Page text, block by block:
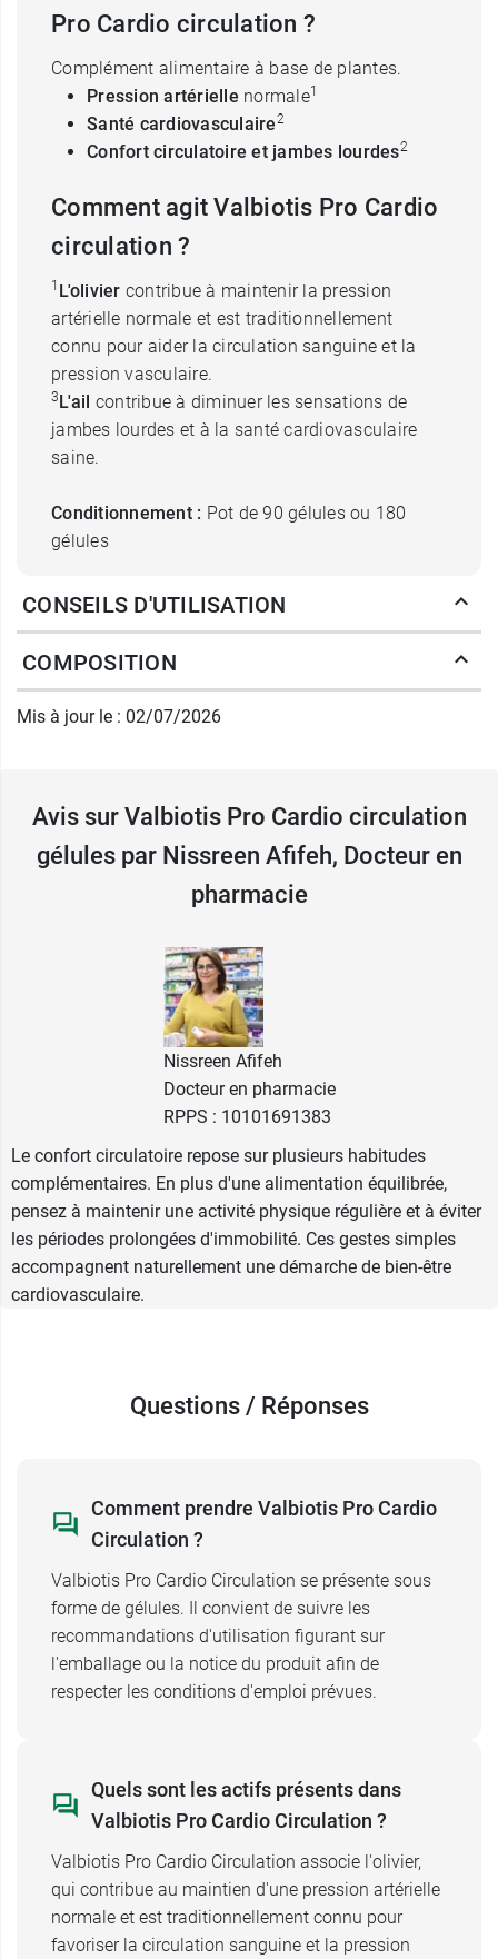
Pro Cardio circulation ?
Complément alimentaire à base de plantes.
Pression artérielle normale1
Santé cardiovasculaire2
Confort circulatoire et jambes lourdes2
Comment agit Valbiotis Pro Cardio
circulation ?
1 L'olivier contribue à maintenir la pression
artérielle normale et est traditionnellement
connu pour aider la circulation sanguine et la
pression vasculaire.
3L'ail contribue à diminuer les sensations de
jambes lourdes et à la santé cardiovasculaire
saine.
Conditionnement : Pot de 90 gélules ou 180
gélules
Retrouvez également sur notre pharmacie en
Pro.
Fabricant
France
0801230535
CONSEILS D'UTILISATION
COMPOSITION
Mis à jour le : 02/07/2026
Avis sur Valbiotis Pro Cardio circulation
gélules par Nissreen Afifeh, Docteur en
pharmacie
Nissreen Afifeh
Docteur en pharmacie
RPPS : 10101691383
Le confort circulatoire repose sur plusieurs habitudes
complémentaires. En plus d'une alimentation équilibrée,
pensez à maintenir une activité physique régulière et à éviter
les périodes prolongées d'immobilité. Ces gestes simples
accompagnent naturellement une démarche de bien-être
cardiovasculaire.
Questions / Réponses
Comment prendre Valbiotis Pro Cardio
Circulation ?
Valbiotis Pro Cardio Circulation se présente sous
forme de gélules. Il convient de suivre les
recommandations d'utilisation figurant sur
l'emballage ou la notice du produit afin de
respecter les conditions d'emploi prévues.
Quels sont les actifs présents dans
Valbiotis Pro Cardio Circulation ?
Valbiotis Pro Cardio Circulation associe l'olivier,
qui contribue au maintien d'une pression artérielle
normale et est traditionnellement connu pour
favoriser la circulation sanguine et la pression